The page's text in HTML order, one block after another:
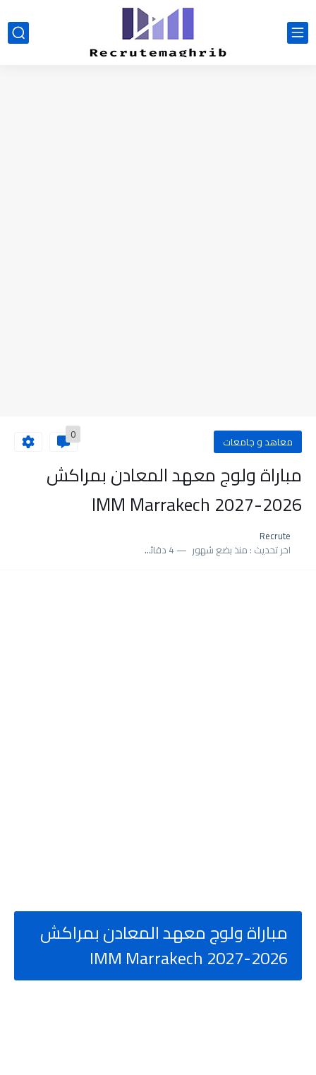
معاهد و جامعات 0
مباراة ولوج معهد المعادن بمراكش
2026-2027 IMM Marrakech
Recrute
اخر تحديث : منذ بضع شهور 4 دقائق للقراءة
مباراة ولوج معهد المعادن بمراكش
2026-2027 IMM Marrakech